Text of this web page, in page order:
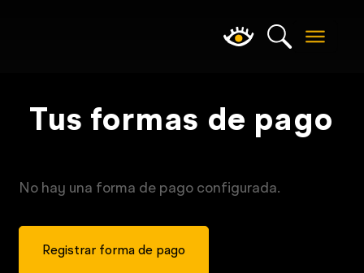
Tus formas de pago
No hay una forma de pago configurada.
Registrar forma de pago